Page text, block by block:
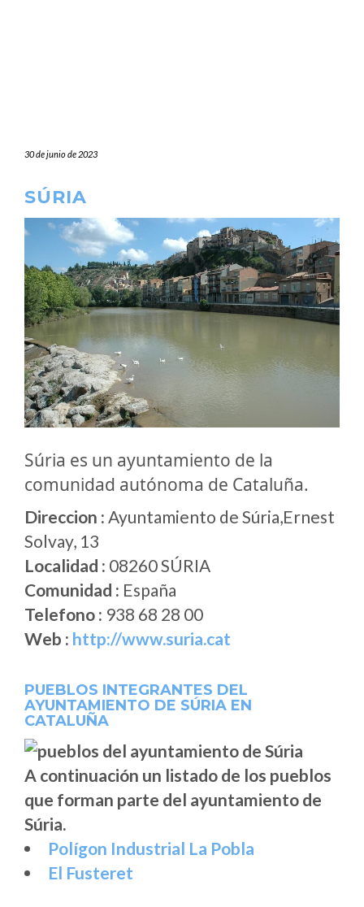
30 de junio de 2023
SÚRIA
Súria es un ayuntamiento de la
comunidad autónoma de Cataluña.
Direccion : Ayuntamiento de Súria,Ernest
Solvay, 13
Localidad : 08260 SÚRIA
Comunidad : España
Telefono : 938 68 28 00
Web : http://www.suria.cat
PUEBLOS INTEGRANTES DEL
AYUNTAMIENTO DE SÚRIA EN
CATALUÑA
A continuación un listado de los pueblos
que forman parte del ayuntamiento de
Súria.
Polígon Industrial La Pobla
El Fusteret